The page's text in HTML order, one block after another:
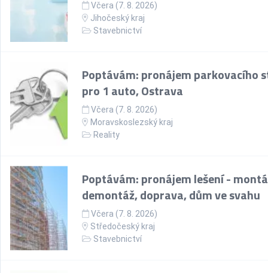
Včera (7. 8. 2026)
Jihočeský kraj
Stavebnictví
Poptávám: pronájem parkovacího
pro 1 auto, Ostrava
Včera (7. 8. 2026)
Moravskoslezský kraj
Reality
Poptávám: pronájem lešení -
demontáž, doprava, dům ve svahu
Včera (7. 8. 2026)
Středočeský kraj
Stavebnictví